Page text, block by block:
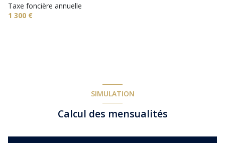
Taxe foncière annuelle
1 300 €
SIMULATION
Calcul des mensualités